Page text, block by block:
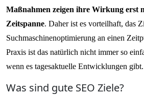
Maßnahmen zeigen ihre Wirkung erst
Zeitspanne. Daher ist es vorteilhaft, das
Suchmaschinenoptimierung an einen
Praxis ist das natürlich nicht immer so
wenn es tagesaktuelle Entwicklungen gibt.
Was sind gute SEO Ziele?